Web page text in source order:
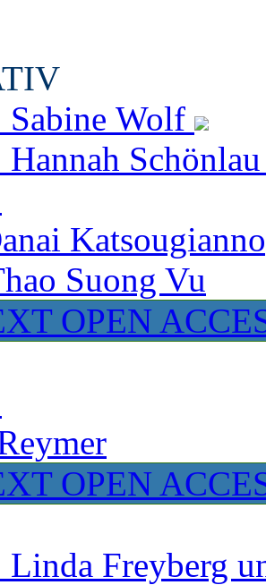
Sabine Wolf
Hannah
Suong Vu
OPEN
OPEN
Linda Freyberg